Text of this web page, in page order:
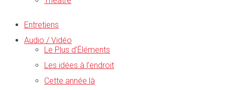
Entretiens
Audio / Vidéo
Le Plus d’Éléments
Les idées à l’endroit
Cette année là